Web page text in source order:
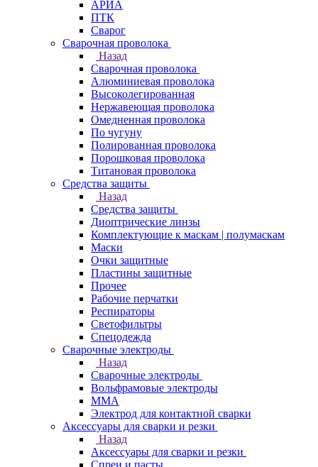
АРИА
ПТК
Сварог
Сварочная проволока
Назад
Сварочная проволока
Алюминиевая проволока
Высоколегированная
Нержавеющая проволока
Омедненная проволока
По чугуну
Полированная проволока
Порошковая проволока
Титановая проволока
Средства защиты
Назад
Средства защиты
Диоптрические линзы
Комплектующие к маскам | полумаскам
Маски
Очки защитные
Пластины защитные
Прочее
Рабочие перчатки
Респираторы
Светофильтры
Спецодежда
Сварочные электроды
Назад
Сварочные электроды
Вольфрамовые электроды
ММА
Электрод для контактной сварки
Аксессуары для сварки и резки
Назад
Аксессуары для сварки и резки
Спреи и пасты